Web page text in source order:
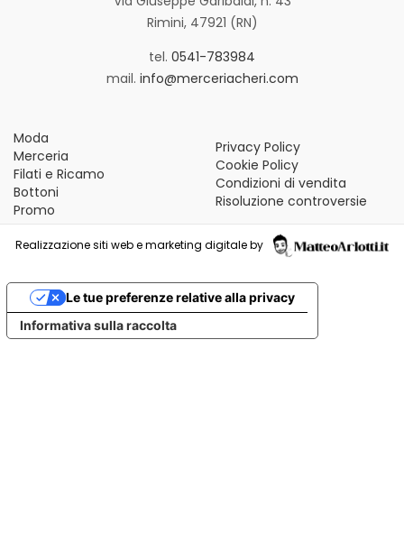
Rimini, 47921 (RN)
tel. 0541-783984
mail. info@merceriacheri.com
Moda
Merceria
Filati e Ricamo
Bottoni
Promo
Privacy Policy
Cookie Policy
Condizioni di vendita
Risoluzione controversie
Realizzazione siti web e marketing digitale by
Informativa sulla raccolta
Le tue preferenze relative alla privacy